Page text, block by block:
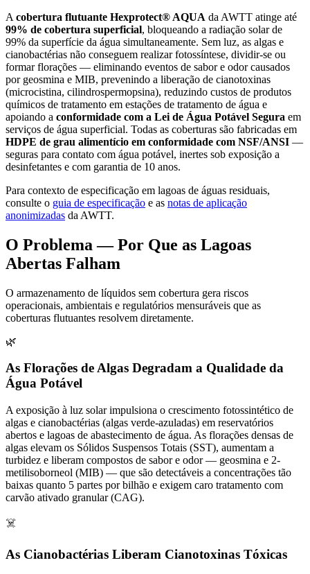
A cobertura flutuante Hexprotect® AQUA da AWTT atinge até
99% de cobertura superficial, bloqueando a radiação solar de
99% da superfície da água simultaneamente. Sem luz, as algas e
cianobactérias não conseguem realizar fotossíntese, dividir-se ou
formar florações — eliminando eventos de sabor e odor causados
por geosmina e MIB, prevenindo a liberação de cianotoxinas
(microcistina, cilindrospermopsina), reduzindo custos de produtos
químicos de tratamento em estações de tratamento de água e
apoiando a conformidade com a Lei de Água Potável Segura em
serviços de água superficial. Todas as coberturas são fabricadas em
HDPE de grau alimentício em conformidade com NSF/ANSI —
seguras para contato com água potável, inertes sob exposição a
desinfetantes e com garantia de 10 anos.
Para contexto de especificação em lagoas de águas residuais,
consulte o guia de especificação e as notas de aplicação
anonimizadas da AWTT.
O Problema — Por Que as Lagoas
Abertas Falham
O armazenamento de líquidos sem cobertura gera riscos
operacionais, ambientais e regulatórios mensuráveis que as
coberturas flutuantes resolvem diretamente.
🌿
As Florações de Algas Degradam a Qualidade da
Água Potável
A exposição à luz solar impulsiona o crescimento fotossintético de
algas e cianobactérias (algas verde-azuladas) em reservatórios
abertos e lagoas de abastecimento de água. As florações densas de
algas elevam os Sólidos Suspensos Totais (SST), aumentam a
turbidez e liberam compostos de sabor e odor — geosmina e 2-
metilisoborneol (MIB) — que são detectáveis a concentrações tão
baixas quanto 5 partes por bilhão e exigem caro tratamento com
carvão ativado granular (CAG).
☠️
As Cianobactérias Liberam Cianotoxinas Tóxicas